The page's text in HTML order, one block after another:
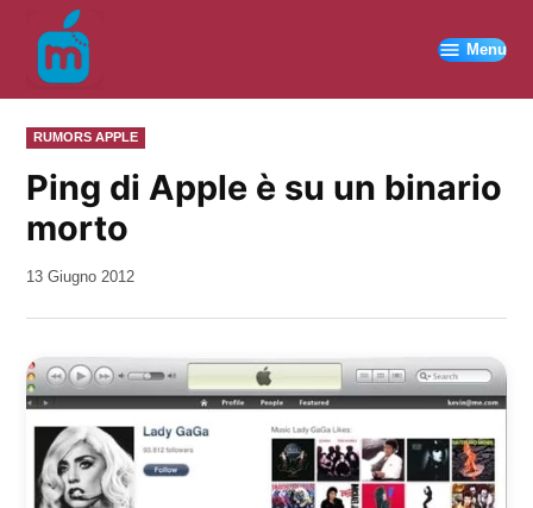
contenuto
Menu
PUBBLICATO
IN
RUMORS APPLE
Ping di Apple è su un binario
morto
da
13 Giugno 2012